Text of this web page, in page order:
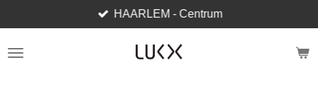
to
main
HAARLEM - Centrum